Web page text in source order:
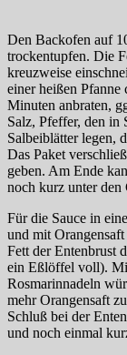
Den Backofen auf
trockentupfen. Die
kreuzweise
einer heißen
Minuten anbraten,
Salz, Pfeffer, den in
Salbeiblätter legen,
Das Paket
geben. Am Ende
noch kurz unter den
Für die Sauce in
und mit
Fett der Entenbrust
ein Eßlöffel voll).
Rosmarinnadeln
mehr Orangensaft
Schluß bei der
und noch einmal